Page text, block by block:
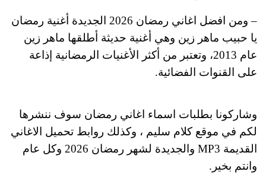
– ومن افضل اغاني رمضان 2026 الجديدة أغنية رمضان
يا حبيب ماهر زين وهي أغنية حديثة أطلقها ماهر زين
عام 2013، وتعتبر من أكثر الأغنيات الرمضانية إذاعة
على القنوات الفضائية.
وشاركونا بطلبات اسماء اغاني رمضان سوف ننشرها
لكم في موقع كلام سليم ، وكذلك روابط تحميل الاغاني
القديمة MP3 والجديدة لشهر رمضان 2026 وكل عام
وانتم بخير.